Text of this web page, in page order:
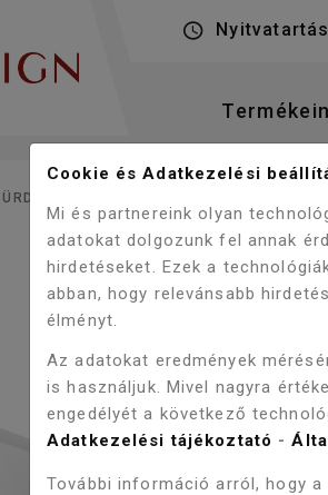
Cookie és Adatkezelési
Mi és partnereink olyan
adatokat dolgozunk fel annak
hirdetéseket. Ezek a
abban, hogy relevánsabb
élményt.
Az adatokat eredmények
is használjuk. Mivel nagyra
engedélyét a következő
Adatkezelési tájékoztató -
További információ arról, hogy